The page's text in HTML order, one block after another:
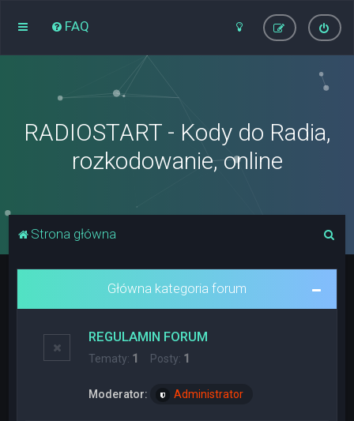
FAQ
RADIOSTART - Kody do Radia,
rozkodowanie, online
Strona główna
Główna kategoria forum
REGULAMIN FORUM
Tematy: 1 Posty: 1
Moderator: Administrator